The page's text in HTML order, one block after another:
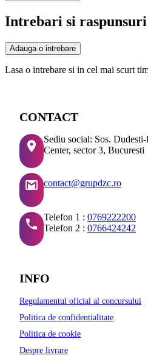
Intrebari si raspunsuri
Adauga o intrebare
Lasa o intrebare si in cel mai scurt
CONTACT
Sediu social: Sos.
Center, sector 3, Bucuresti
contact@grupdzc.ro
Telefon 1 : 0769222200
Telefon 2 : 0766424242
INFO
Regulamentul oficial al concursului
Politica de confidentialitate
Politica de cookie
Despre livrare